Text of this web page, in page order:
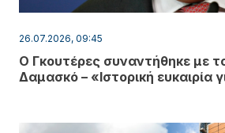
26.07.2026, 09:45
Ο Γκουτέρες συναντήθηκε με
Δαμασκό – «Ιστορική ευκαιρία